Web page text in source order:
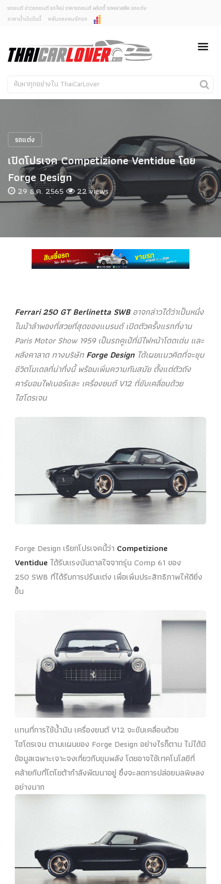
ยกเลิกการแจ้งเตือน
คุณต้องการยกเลิกการแจ้งเตือนข่าวสารเมื่อมีการอัพเดต
ใช่หรือไม่?
ไม่
รถยนต์ ข่าวรถยนต์ รถใหม่ ราคารถยนต์ พริตตี้ รถคลาสสิค รถแต่ง
ราคาน้ำมันวันนี้
คลับของคนรักรถ
รถใหม่
คนรักรถ
รถแต่ง
Car In The Movie
สเปคราคา รถยนต์
รถแต่ง
เปิดโปรเจค Competizione Ventidue โดย
Forge Design
29 ธ.ค. 2565 22 views
Ferrari 250 GT Berlinetta SWBอาจกล่าวได้ว่าเป็นหนึ่ง
ในม้าลำพองที่สวยที่สุดของแบรนด์ เปิดตัวครั้งแรกที่งาน
Paris Motor Show 1959 เป็นรถคูเป้ที่มีไฟหน้าโดดเด่น และ
หลังคาลาด ทางบริษัทForge Design ได้เผยแนวคิดที่จะชุบ
ชีวิตโมเดลที่น่าทึ่งนี้ พร้อมเพิ่มความทันสมัย ​ตั้งแต่ตัวถัง
คาร์บอนไฟเบอร์และ เครื่องยนต์ V12 ที่ขับเคลื่อนด้วย
ไฮโดรเจน
Forge Design เรียกโปรเจคนี้ว่า Competizione
Ventidue ได้รับแรงบันดาลใจจากรุ่น Comp 61 ของ
250 SWB ที่ได้รับการปรับแต่ง เพื่อเพิ่มประสิทธิภาพให้ดียิ่ง
ขึ้น
แทนที่การใช้น้ำมัน เครื่องยนต์ V12 จะขับเคลื่อนด้วย
ไฮโดรเจน ตามแผนของ Forge Design อย่างไรก็ตาม ไม่ได้มี
ข้อมูลเฉพาะเจาะจงเกี่ยวกับขุมพลัง โดยอาจใช้เทคโนโลยีที่
คล้ายกับที่โตโยต้ากำลังพัฒนาอยู่ ซึ่งจะลดการปล่อยมลพิษลง
อย่างมาก